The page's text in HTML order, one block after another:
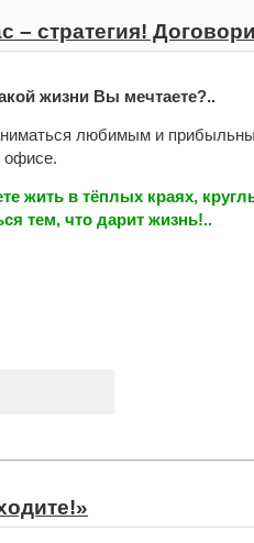
– стратегия!
жизни Вы мечтаете?..
любимым и
офисе.
жить в тёплых краях,
тем, что дарит жизнь!..